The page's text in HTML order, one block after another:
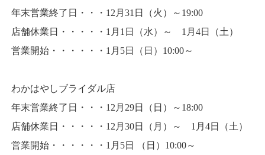
年末営業終了日・・・12月31日（火）～19:00
店舗休業日・・・・・1月1日（水）～ 1月4日（土）
営業開始・・・・・・1月5日（日）10:00～
わかはやしブライダル店
年末営業終了日・・・12月29日（日）～18:00
店舗休業日・・・・・12月30日（月）～ 1月4日（土）
営業開始・・・・・・1月5日 （日）10:00～